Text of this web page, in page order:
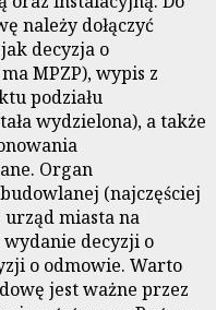
należy dołączyć
decyzja o
MPZP), wypis z
podziału
wydzielona), a także
Organ
(najczęściej
miasta na
decyzji o
o odmowie. Warto
jest ważne przez